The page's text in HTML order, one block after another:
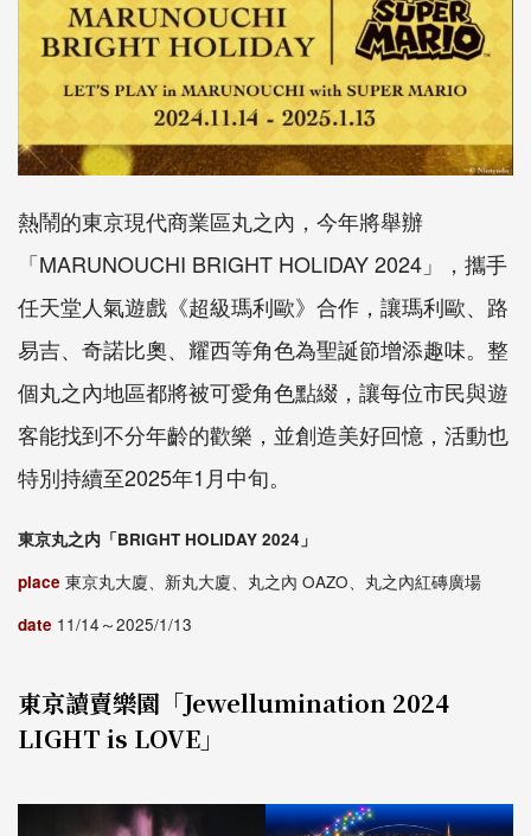
熱鬧的東京現代商業區丸之內，今年將舉辦
「MARUNOUCHI BRIGHT HOLIDAY 2024」，攜手
任天堂人氣遊戲《超級瑪利歐》合作，讓瑪利歐、路
易吉、奇諾比奧、耀西等角色為聖誕節增添趣味。整
個丸之內地區都將被可愛角色點綴，讓每位市民與遊
客能找到不分年齡的歡樂，並創造美好回憶，活動也
特別持續至2025年1月中旬。
東京丸之内「BRIGHT HOLIDAY 2024」
place 東京丸大廈、新丸大廈、丸之內 OAZO、丸之內紅磚廣場
date 11/14～2025/1/13
東京讀賣樂園「Jewellumination 2024
LIGHT is LOVE」